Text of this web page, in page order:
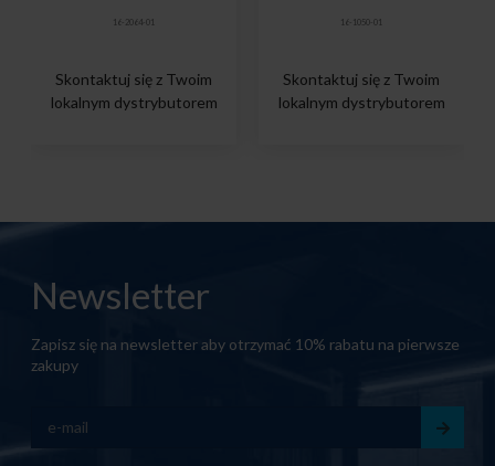
16-2064-01
Skontaktuj się z Twoim
lokalnym dystrybutorem
16-1050-01
Skontaktuj się z Twoim
lokalnym dystrybutorem
Newsletter
Zapisz się na newsletter aby otrzymać 10% rabatu na pierwsze
zakupy